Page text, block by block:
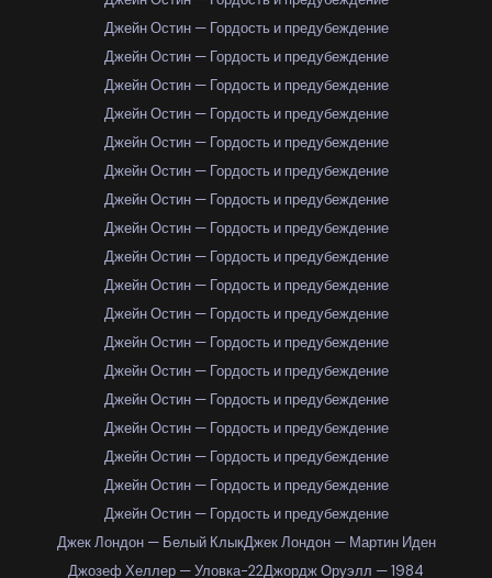
Джейн Остин — Гордость и предубеждение
Джейн Остин — Гордость и предубеждение
Джейн Остин — Гордость и предубеждение
Джейн Остин — Гордость и предубеждение
Джейн Остин — Гордость и предубеждение
Джейн Остин — Гордость и предубеждение
Джейн Остин — Гордость и предубеждение
Джейн Остин — Гордость и предубеждение
Джейн Остин — Гордость и предубеждение
Джейн Остин — Гордость и предубеждение
Джейн Остин — Гордость и предубеждение
Джейн Остин — Гордость и предубеждение
Джейн Остин — Гордость и предубеждение
Джейн Остин — Гордость и предубеждение
Джейн Остин — Гордость и предубеждение
Джейн Остин — Гордость и предубеждение
Джейн Остин — Гордость и предубеждение
Джейн Остин — Гордость и предубеждение
Джек Лондон — Белый КлыкДжек Лондон — Мартин Иден
Джозеф Хеллер — Уловка-22Джордж Оруэлл — 1984